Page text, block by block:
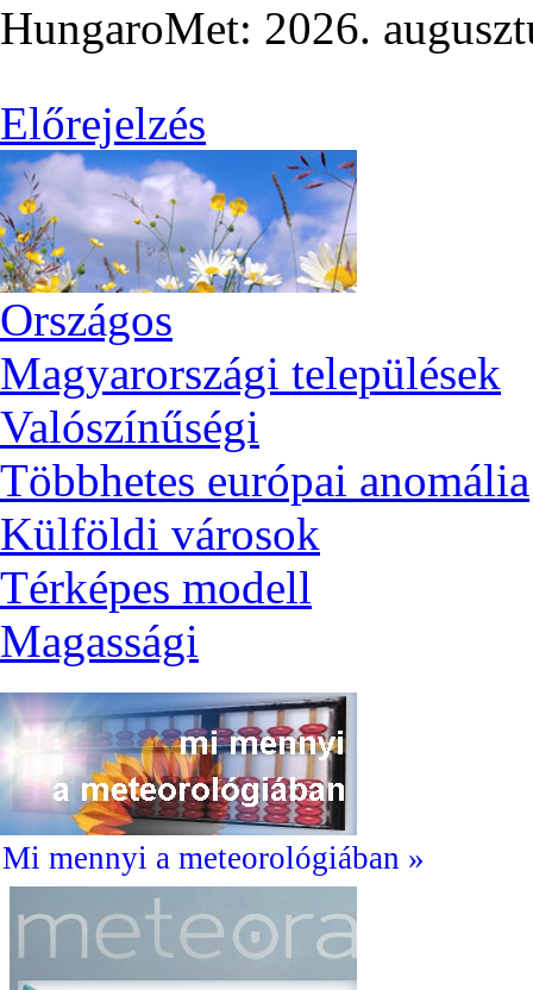
HungaroMet: 2026.
Előrejelzés
Országos
Magyarországi települések
Valószínűségi
Többhetes európai anomália
Külföldi városok
Térképes modell
Magassági
Mi mennyi a meteorológiában »